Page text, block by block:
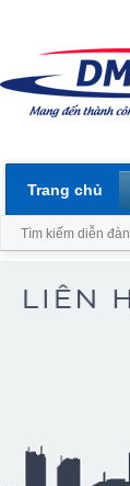
Trang chủ
Tìm kiếm diễn đàn